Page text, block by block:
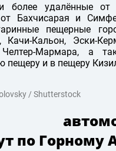
более удалённые от
от Бахчисарая и
пещерные
Качи-Кальон, Эски-
Мармара, а
пещеру и в пещеру
/ Shutterstock
по Горному